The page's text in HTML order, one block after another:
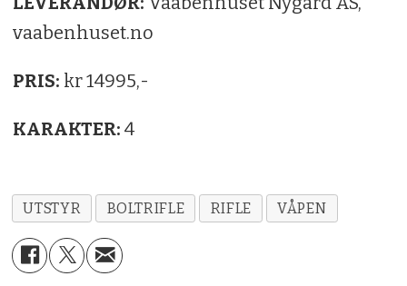
vaabenhuset.no
PRIS: kr 14995,-
KARAKTER: 4
UTSTYR BOLTRIFLE RIFLE VÅPEN